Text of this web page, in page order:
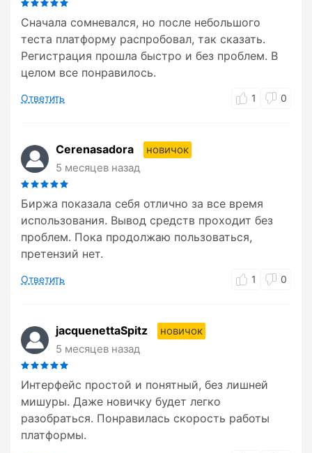
Сначала сомневался, но после небольшого
теста платформу распробовал, так сказать.
Регистрация прошла быстро и без проблем. В
целом все понравилось.
Ответить 1 0
Cerenasadora
новичок
5 месяцев назад
Биржа показала себя отлично за все время
использования. Вывод средств проходит без
проблем. Пока продолжаю пользоваться,
претензий нет.
Ответить 1 0
jacquenettaSpitz
новичок
5 месяцев назад
Интерфейс простой и понятный, без лишней
мишуры. Даже новичку будет легко
разобраться. Понравилась скорость работы
платформы.